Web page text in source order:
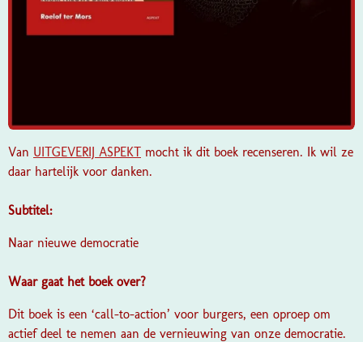
Van UITGEVERIJ ASPEKT mocht ik dit boek recenseren. Ik wil ze
daar hartelijk voor danken.
Subtitel:
Naar nieuwe democratie
Waar gaat het boek over?
Dit boek is een ‘call-to-action’ voor burgers, een oproep om
actief deel te nemen aan de vernieuwing van onze democratie.